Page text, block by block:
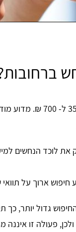
את לוכד הנחשים
ארוך על
גדול יותר, כך
פעולה זו